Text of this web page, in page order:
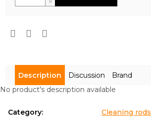
Description Discussion
Brand
No product's description available
Category:
Cleaning rods